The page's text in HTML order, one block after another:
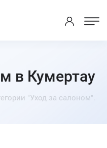
в Кумертау
"Уход за салоном".